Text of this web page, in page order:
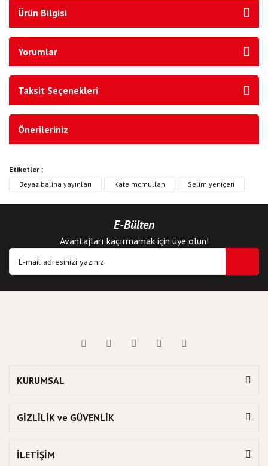
Ürün Bilgisi
Yorumlar
Taksit Seçenekleri
Önerileriniz
Etiketler :
Beyaz balina yayınları
Kate mcmullan Selim yeniçeri
E-Bülten
Avantajları kaçırmamak için üye olun!
KURUMSAL
GİZLİLİK ve GÜVENLİK
İLETİŞİM